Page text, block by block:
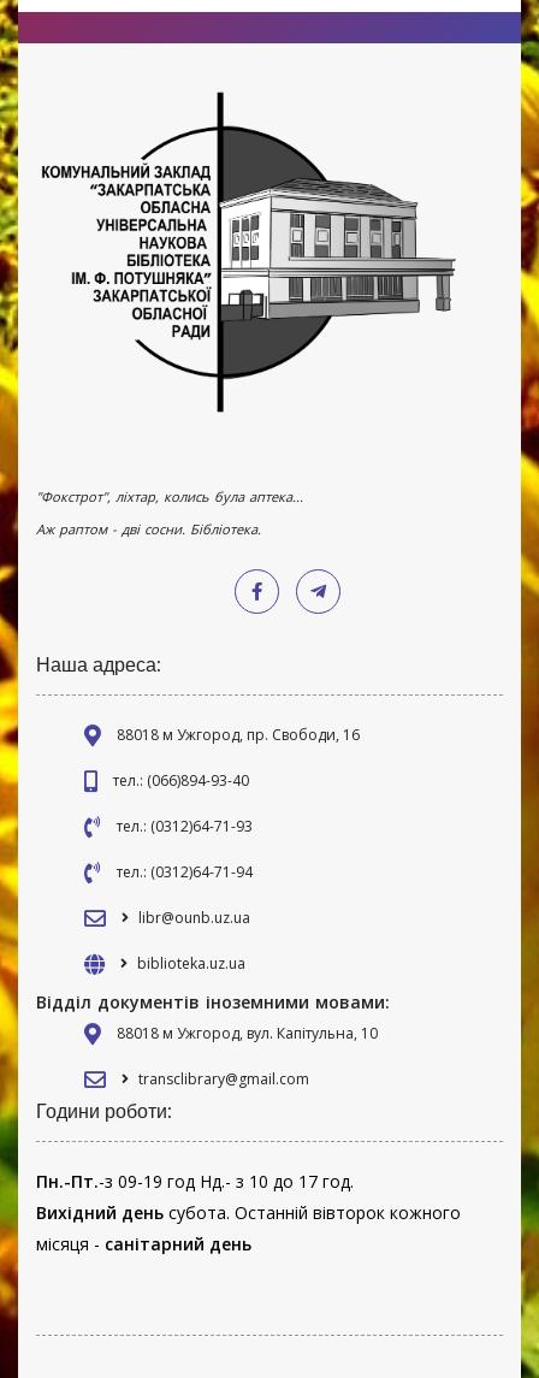
"Фокстрот", ліхтар, колись була аптека...
Аж раптом - дві сосни. Бібліотека.
Наша адреса:
88018 м Ужгород, пр. Свободи, 16
тел.: (066)894-93-40
тел.: (0312)64-71-93
тел.: (0312)64-71-94
libr@ounb.uz.ua
biblioteka.uz.ua
Відділ документів іноземними мовами:
88018 м Ужгород, вул. Капітульна, 10
transclibrary@gmail.com
Години роботи:
Пн.-Пт.-з 09-19 год Нд.- з 10 до 17 год.
Вихідний день субота. Останній вівторок кожного
місяця - санітарний день